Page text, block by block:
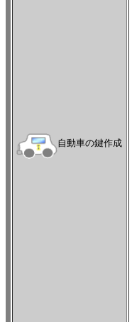
自動車の鍵作成